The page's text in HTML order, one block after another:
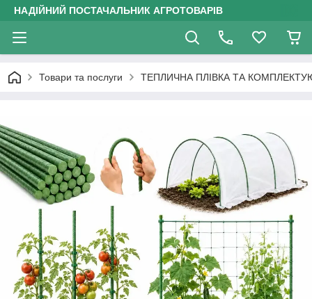
НАДІЙНИЙ ПОСТАЧАЛЬНИК АГРОТОВАРІВ
Товари та послуги ТЕПЛИЧНА ПЛІВКА ТА